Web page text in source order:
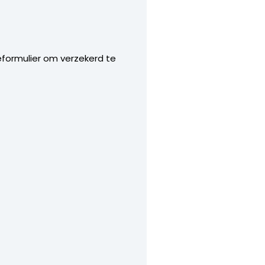
om verzekerd te